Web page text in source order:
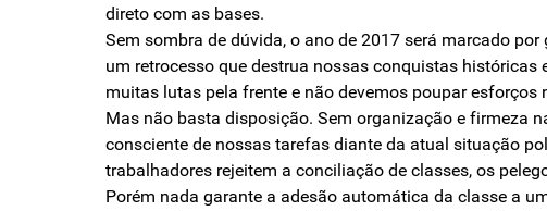
direto com as bases.
Sem sombra de dúvida, o ano de 2017 será marcado
um retrocesso que destrua nossas conquistas
muitas lutas pela frente e não devemos poupar esforços
Mas não basta disposição. Sem organização e firmeza
consciente de nossas tarefas diante da atual situação
trabalhadores rejeitem a conciliação de classes, os
Porém nada garante a adesão automática da classe a